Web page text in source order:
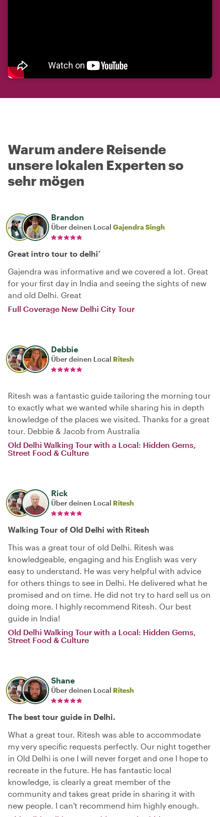
Warum andere Reisende
unsere lokalen Experten so
sehr mögen
Brandon
Über deinen Local Gajendra Singh
Great intro tour to delhi’
Gajendra was informative and we covered a lot. Great
for your first day in India and seeing the sights of new
and old Delhi. Great
Full Coverage New Delhi City Tour
Debbie
Über deinen Local Ritesh
Ritesh was a fantastic guide tailoring the morning tour
to exactly what we wanted while sharing his in depth
knowledge of the places we visited. Thanks for a great
tour. Debbie & Jacob from Australia
Old Delhi Walking Tour with a Local: Hidden Gems,
Street Food & Culture
Rick
Über deinen Local Ritesh
Walking Tour of Old Delhi with Ritesh
This was a great tour of old Delhi. Ritesh was
knowledgeable, engaging and his English was very
easy to understand. He was very helpful with advice
for others things to see in Delhi. He delivered what he
promised and on time. He did not try to hard sell us on
doing more. I highly recommend Ritesh. Our best
guide in India!
Old Delhi Walking Tour with a Local: Hidden Gems,
Street Food & Culture
Shane
Über deinen Local Ritesh
The best tour guide in Delhi.
What a great tour. Ritesh was able to accommodate
my very specific requests perfectly. Our night together
in Old Delhi is one I will never forget and one I hope to
recreate in the future. He has fantastic local
knowledge, is clearly a great member of the
community and takes great pride in sharing it with
new people. I can't recommend him highly enough.